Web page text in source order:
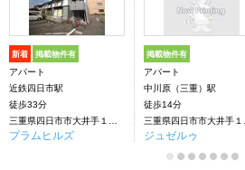
新着 掲載物件有
アパート
近鉄四日市駅
徒歩33分
プラムヒルズ
掲載物件有
アパート
中川原（三重）駅
徒歩14分
ジュゼルゥ